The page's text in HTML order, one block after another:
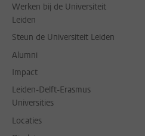
Werken bij de Universiteit
Leiden
Steun de Universiteit Leiden
Alumni
Impact
Leiden-Delft-Erasmus
Universities
Locaties